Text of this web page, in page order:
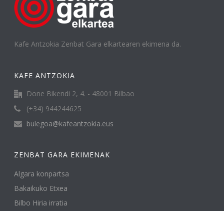
Kafe Antzokia Zenbat Gara elkartearen ekimena da.
KAFE ANTZOKIA
Done Bikendi 2, 4. - 48001 Bilbao
(+34) 944244625
bulegoa@kafeantzokia.eus
ZENBAT GARA EKIMENAK
Algara konpartsa
Bakaikuko Etxea
Bilbo Hiria irratia